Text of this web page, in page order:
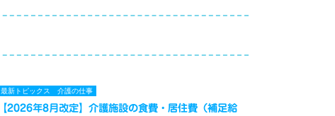
最新トピックス 介護の仕事
【2026年8月改定】介護施設の食費・居住費（補足給